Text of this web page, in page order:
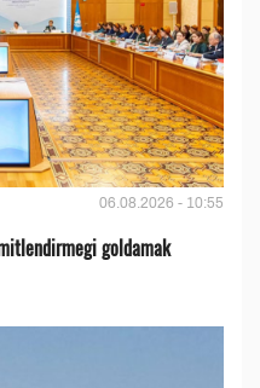
06.08.2026 - 10:55
goldamak